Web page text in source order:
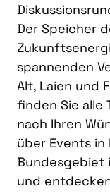
Der Speicher
spannenden
Alt, Laien und
finden Sie alle
nach Ihren
über Events in
Bundesgebiet
und